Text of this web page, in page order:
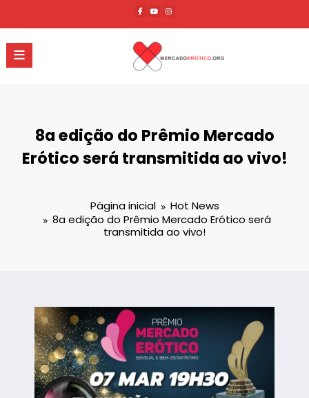
o
conteúdo
8a edição do Prêmio Mercado
Erótico será transmitida ao vivo!
Página inicial
Hot News
8a edição do Prêmio Mercado Erótico será
transmitida ao vivo!